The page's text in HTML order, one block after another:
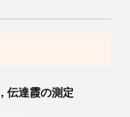
, 伝達霞の測定